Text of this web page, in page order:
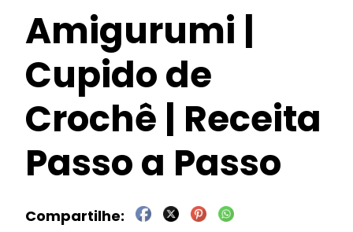
Amigurumi |
Cupido de
Crochê | Receita
Passo a Passo